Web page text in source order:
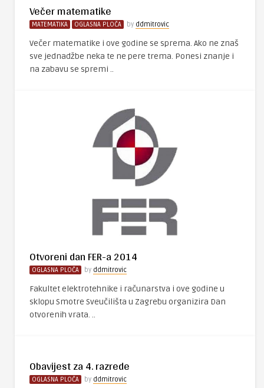
Večer matematike
MATEMATIKA OGLASNA PLOČA by ddmitrovic
Večer matematike i ove godine se sprema. Ako ne znaš
sve jednadžbe neka te ne pere trema. Ponesi znanje i
na zabavu se spremi ..
Otvoreni dan FER-a 2014
OGLASNA PLOČA by ddmitrovic
Fakultet elektrotehnike i računarstva i ove godine u
sklopu Smotre Sveučilišta u Zagrebu organizira Dan
otvorenih vrata. ..
Obavijest za 4. razrede
OGLASNA PLOČA by ddmitrovic